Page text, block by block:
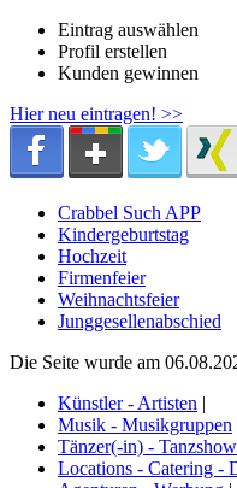
Eintrag auswählen
Profil erstellen
Kunden gewinnen
Hier neu eintragen! >>
Crabbel Such APP
Kindergeburtstag
Hochzeit
Firmenfeier
Weihnachtsfeier
Junggesellenabschied
Die Seite wurde am
Künstler - Artisten |
Musik - Musikgruppen
Tänzer(-in) -
Locations - Catering -